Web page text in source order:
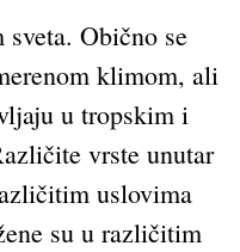
Obično se
klimom, ali
u tropskim i
vrste unutar
uslovima
su u različitim